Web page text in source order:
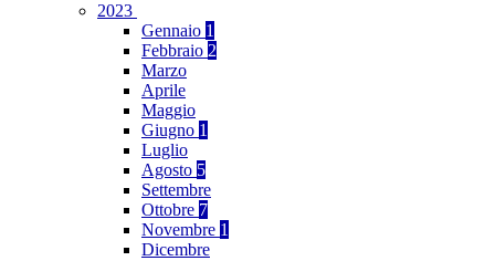
2023
Gennaio 1
Febbraio 2
Marzo
Aprile
Maggio
Giugno 1
Luglio
Agosto 5
Settembre
Ottobre 7
Novembre 1
Dicembre